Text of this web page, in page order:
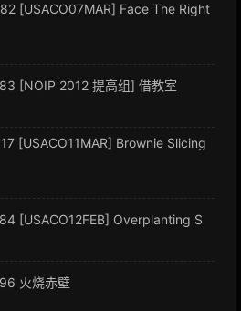
[USACO07MAR] Face The Right
[NOIP 2012 提高组] 借教室
[USACO11MAR] Brownie Slicing
[USACO12FEB] Overplanting S
火烧赤壁